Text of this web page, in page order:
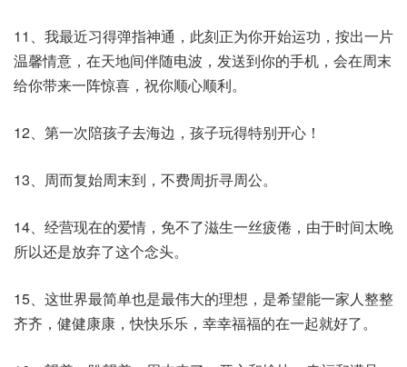
11、我最近习得弹指神通，此刻正为你开始运功，按出一片
温馨情意，在天地间伴随电波，发送到你的手机，会在周末
给你带来一阵惊喜，祝你顺心顺利。
12、第一次陪孩子去海边，孩子玩得特别开心！
13、周而复始周末到，不费周折寻周公。
14、经营现在的爱情，免不了滋生一丝疲倦，由于时间太晚
所以还是放弃了这个念头。
15、这世界最简单也是最伟大的理想，是希望能一家人整整
齐齐，健健康康，快快乐乐，幸幸福福的在一起就好了。